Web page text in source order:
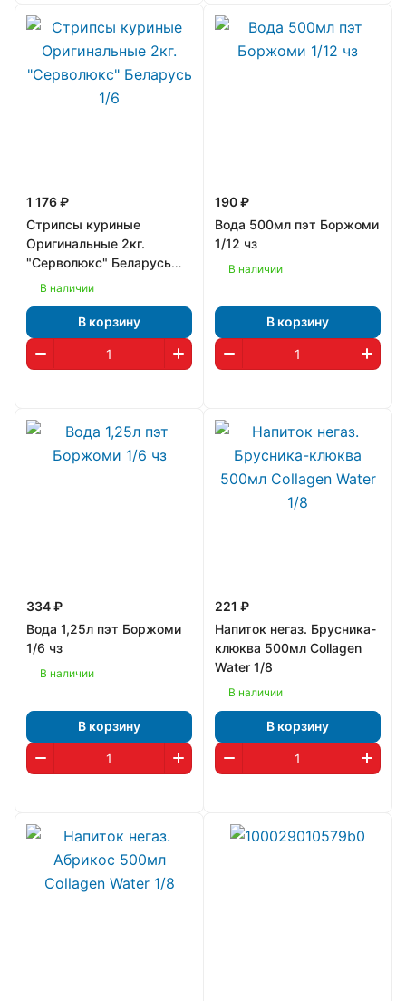
1 176 ₽
Стрипсы куриные
Оригинальные 2кг.
"Серволюкс" Беларусь
1/6В наличии
В корзину
190 ₽
Вода 500мл пэт Боржоми
1/12 чз
В наличии
В корзину
334 ₽
Вода 1,25л пэт Боржоми
1/6 чз
В наличии
В корзину
221 ₽
Напиток негаз. Брусника-
клюква 500мл Collagen
Water 1/8
В наличии
В корзину